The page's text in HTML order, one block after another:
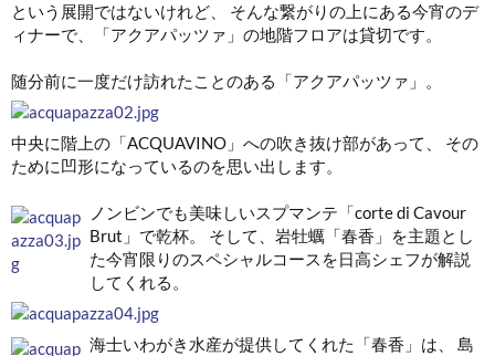
という展開ではないけれど、 そんな繋がりの上にある今宵のデ
ィナーで、「アクアパッツァ」の地階フロアは貸切です。
随分前に一度だけ訪れたことのある「アクアパッツァ」。
中央に階上の「ACQUAVINO」への吹き抜け部があって、 その
ために凹形になっているのを思い出します。
ノンビンでも美味しいスプマンテ「corte di Cavour
Brut」で乾杯。 そして、岩牡蠣「春香」を主題とし
た今宵限りのスペシャルコースを日高シェフが解説
してくれる。
海士いわがき水産が提供してくれた「春香」は、 島